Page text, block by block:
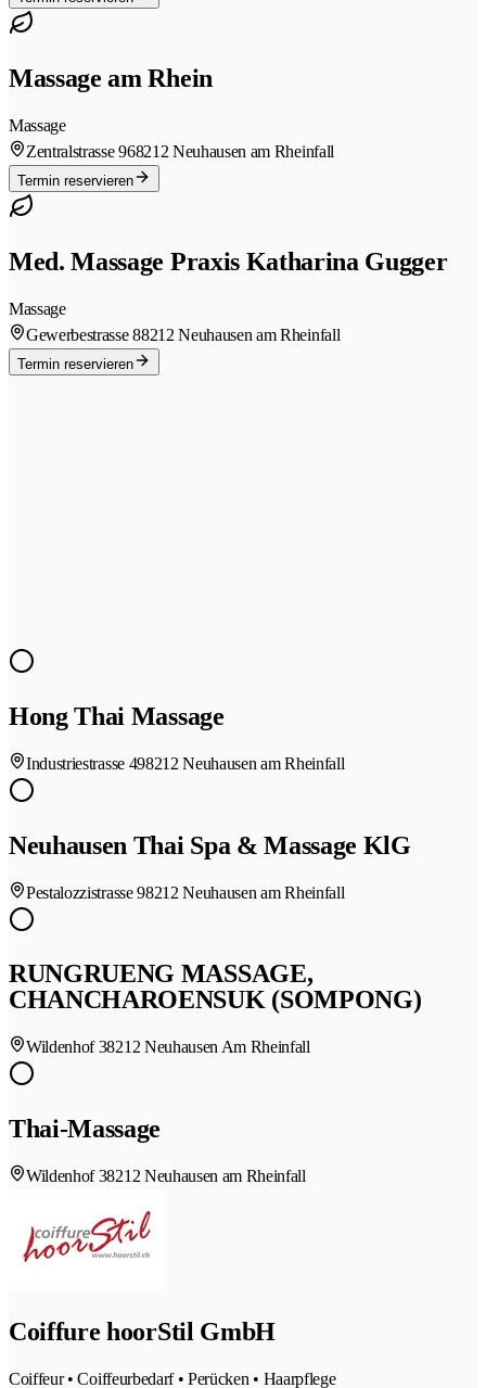
Massage am Rhein
Massage
Zentralstrasse 968212 Neuhausen am Rheinfall
Termin reservieren
Med. Massage Praxis Katharina Gugger
Massage
Gewerbestrasse 88212 Neuhausen am Rheinfall
Termin reservieren
Hong Thai Massage
Industriestrasse 498212 Neuhausen am Rheinfall
Neuhausen Thai Spa & Massage KlG
Pestalozzistrasse 98212 Neuhausen am Rheinfall
RUNGRUENG MASSAGE,
CHANCHAROENSUK (SOMPONG)
Wildenhof 38212 Neuhausen Am Rheinfall
Thai-Massage
Wildenhof 38212 Neuhausen am Rheinfall
Coiffure hoorStil GmbH
Coiffeur • Coiffeurbedarf • Perücken • Haarpflege